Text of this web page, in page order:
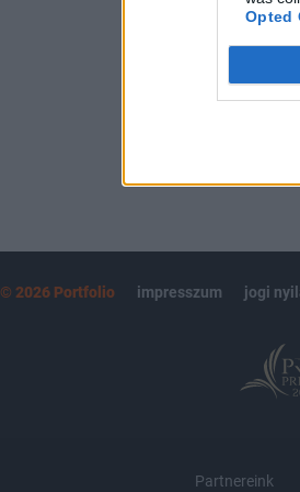
Opted
kötéslistái
MÁR
© 2026 Portfolio impresszum jogi
Partnereink